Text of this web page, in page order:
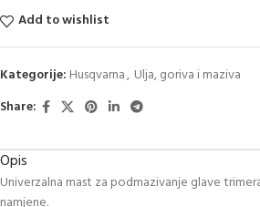
Add to wishlist
Kategorije: Husqvarna, Ulja, goriva i maziva
Share:
Opis
Univerzalna mast za podmazivanje glave
namjene.